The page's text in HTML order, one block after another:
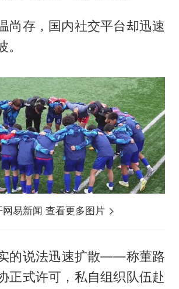
尚存，国内社交平台却迅速
网易新闻 查看更多图片
的说法迅速扩散——称董路
正式许可，私自组织队伍赴